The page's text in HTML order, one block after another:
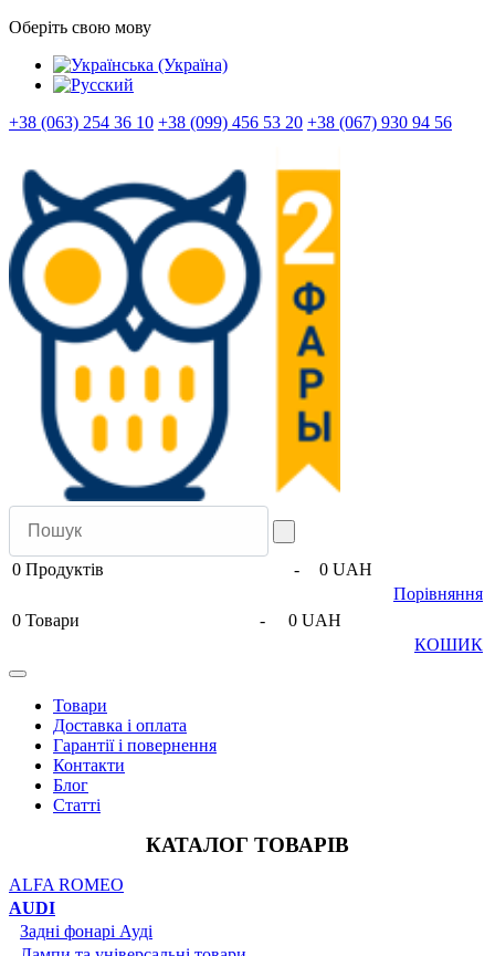
Оберіть свою мову
+38 (063) 254 36 10 +38 (099) 456 53 20 +38 (067) 930 94 56
0 Продуктів -
0 UAH
Порівняння
0 Товари -
0 UAH
КОШИК
Товари
Доставка і оплата
Гарантії і повернення
Контакти
Блог
Статті
КАТАЛОГ ТОВАРІВ
ALFA ROMEO
AUDI
Задні фонарі Ауді